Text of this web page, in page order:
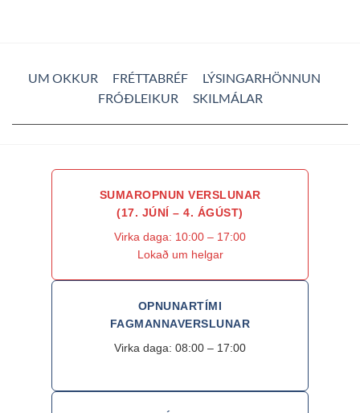
UM OKKUR FRÉTTABRÉF
LÝSINGARHÖNNUN
FRÓÐLEIKUR
SKILMÁLAR
SUMAROPNUN VERSLUNAR
(17. JÚNÍ – 4. ÁGÚST)
Virka daga: 10:00 – 17:00
Lokað um helgar
OPNUNARTÍMI
FAGMANNAVERSLUNAR
Virka daga: 08:00 – 17:00